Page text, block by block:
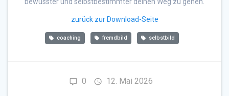
zurück zur Download-Seite
coaching fremdbild selbstbild
0 12. Mai 2026